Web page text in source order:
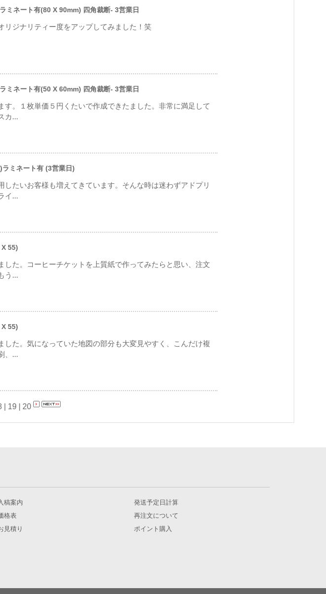
ネート有(80 X 90mm) 四角裁断- 3営業日
リジナリティー度をアップしてみました！笑
ネート有(50 X 60mm) 四角裁断- 3営業日
す。１枚単価５円くたいで作成できたました。非常に満足して
カ...
ミネート有 (3営業日)
たいお客様も増えてきています。そんな時は迷わずアドプリ
イ...
55)
した。コーヒーチケットを上質紙で作ってみたらと思い、注文
う...
55)
した。気になっていた地図の部分も大変見やすく、こんだけ複
、...
19 20
稿案内
格表
見積り
発送予定日計算
再注文について
ポイント購入